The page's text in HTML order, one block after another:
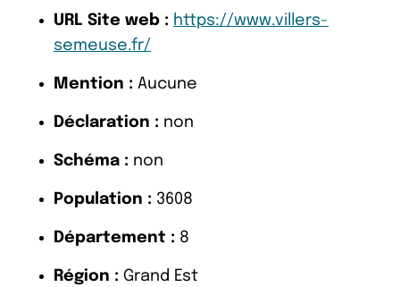
URL Site web : https://www.villers-
semeuse.fr/
Mention : Aucune
Déclaration : non
Schéma : non
Population : 3608
Département : 8
Région : Grand Est